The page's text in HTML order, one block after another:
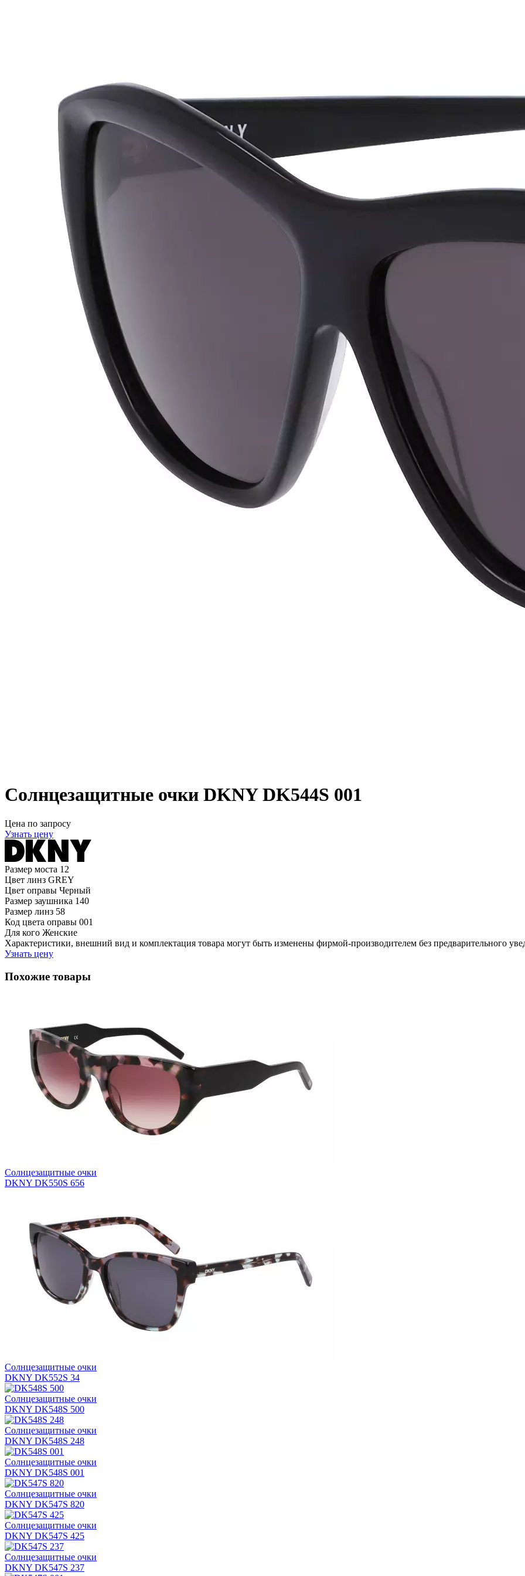
Солнцезащитные очки DKNY DK544S 001
Цена по запросу
Узнать цену
Размер моста 12
Цвет линз GREY
Цвет оправы Черный
Размер заушника 140
Размер линз 58
Код цвета оправы 001
Для кого Женские
Характеристики, внешний вид и комплектация товара могут быть изменены фирмой-производителем без предварительного
Узнать цену
Похожие товары
Солнцезащитные очки
DKNY DK550S 656
Солнцезащитные очки
DKNY DK552S 34
Солнцезащитные очки
DKNY DK548S 500
Солнцезащитные очки
DKNY DK548S 248
Солнцезащитные очки
DKNY DK548S 001
Солнцезащитные очки
DKNY DK547S 820
Солнцезащитные очки
DKNY DK547S 425
Солнцезащитные очки
DKNY DK547S 237